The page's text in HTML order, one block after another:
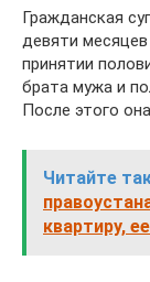
Гражданская
девяти
принятии
брата мужа и
После этого
Читайте
квартиру,